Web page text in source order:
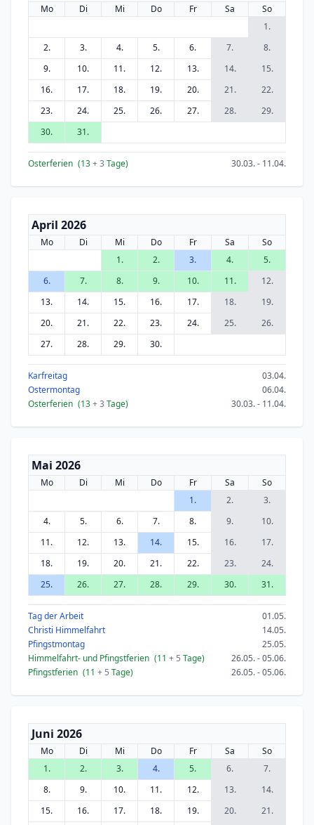
Mo Di Mi Do Fr Sa
So
1.
2.
3. 4. 5. 6. 7.
8.
9.
10. 11. 12. 13. 14.
15.
16.
17. 18. 19. 20. 21.
22.
23.
24. 25. 26. 27. 28.
29.
30.
31.
Osterferien (13+ 3 Tage) 30.03. - 11.04.
April 2026
Mo Di Mi Do Fr Sa
So
1.
2. 3. 4.
5.
6.
7. 8. 9. 10. 11.
12.
13.
14. 15. 16. 17. 18.
19.
20.
21. 22. 23. 24. 25.
26.
27.
28. 29. 30.
Karfreitag
03.04.
Ostermontag
06.04.
Osterferien (13+ 3 Tage) 30.03. - 11.04.
Mai 2026
Mo Di Mi Do Fr Sa
So
1.
2.
3.
4.
5. 6. 7. 8. 9.
10.
11.
12. 13. 14. 15. 16.
17.
18.
19. 20. 21. 22. 23.
24.
25.
26. 27. 28. 29. 30. 31.
Tag der Arbeit
01.05.
Christi Himmelfahrt
14.05.
Pfingstmontag
25.05.
Himmelfahrt- und Pfingstferien (11 + 5 Tage)
26.05. - 05.06.
Pfingstferien (11 + 5 Tage) 26.05. - 05.06.
Juni 2026
Mo Di Mi Do Fr Sa
So
1.
2. 3. 4. 5. 6.
7.
8.
9. 10. 11. 12. 13.
14.
15.
16. 17. 18. 19. 20. 21.